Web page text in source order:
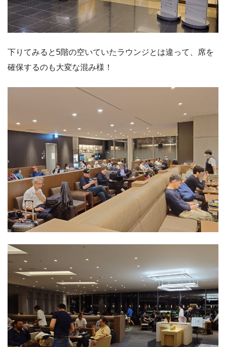
下りてみると5階の空いていたラウンジとは違って、席を
確保するのも大変な混み様！